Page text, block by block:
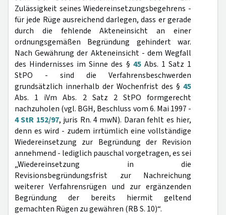
Zulässigkeit seines Wiedereinsetzungsbegehrens -
für jede Rüge ausreichend darlegen, dass er gerade
durch die fehlende Akteneinsicht an einer
ordnungsgemäßen Begründung gehindert war.
Nach Gewährung der Akteneinsicht - dem Wegfall
des Hindernisses im Sinne des § 45Abs. 1 Satz 1
StPO - sind die Verfahrensbeschwerden
grundsätzlich innerhalb der Wochenfrist des § 45
Abs. 1 iVm Abs. 2 Satz 2 StPO formgerecht
nachzuholen (vgl. BGH, Beschluss vom 6. Mai 1997 -
4 StR 152/97, juris Rn. 4 mwN). Daran fehlt es hier,
denn es wird - zudem irrtümlich eine vollständige
Wiedereinsetzung zur Begründung der Revision
annehmend - lediglich pauschal vorgetragen, es sei
„Wiedereinsetzung in die
Revisionsbegründungsfrist zur Nachreichung
weiterer Verfahrensrügen und zur ergänzenden
Begründung der bereits hiermit geltend
gemachten Rügen zu gewähren (RB S. 10)“.